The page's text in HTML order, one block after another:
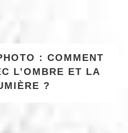
: COMMENT
L’OMBRE ET LA
?